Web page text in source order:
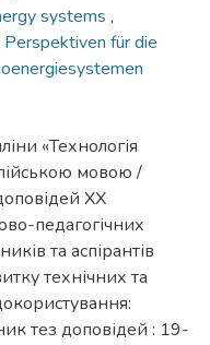
systems ,
Perspektiven für die
«Технологія
мовою /
ХX
педагогічних
та аспірантів
технічних та
тез доповідей : 19-